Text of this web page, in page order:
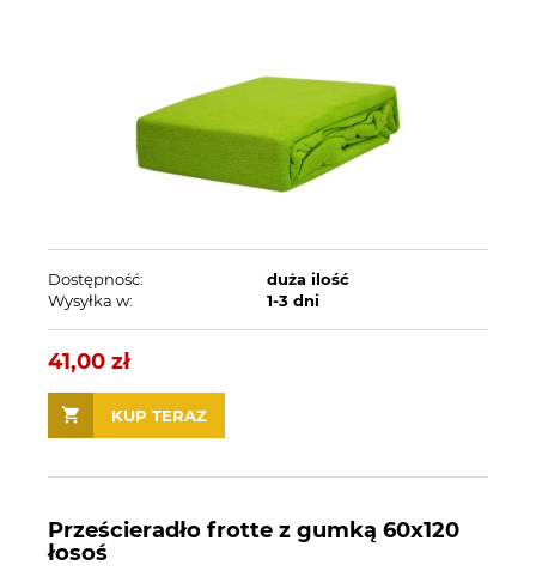
Dostępność:
duża ilość
Wysyłka w:
1-3 dni
41,00 zł
KUP TERAZ
Prześcieradło frotte z gumką 60x120
łosoś